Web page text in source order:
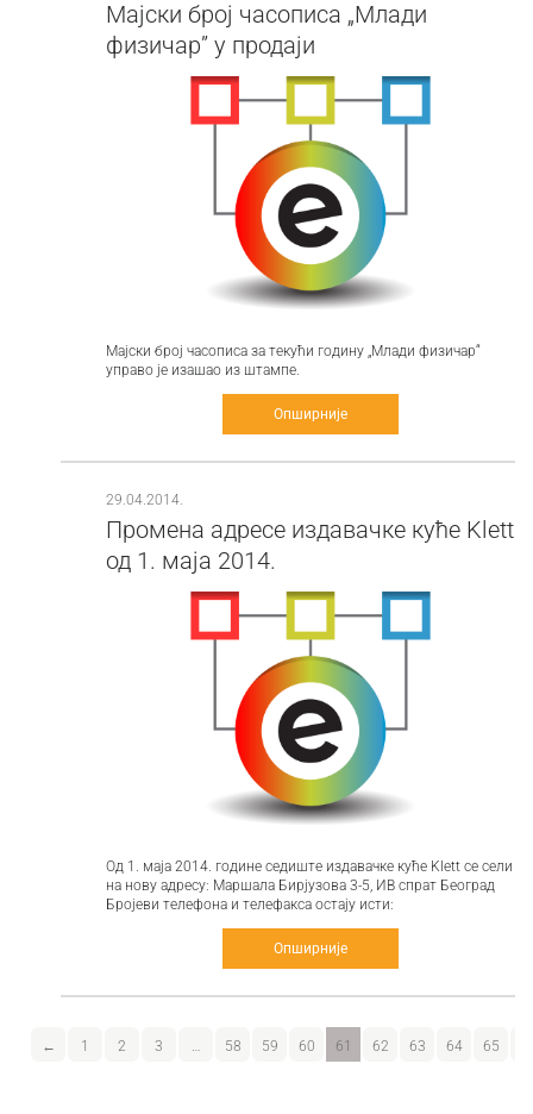
Мајски број часописа „Млади
физичар” у продаји
Мајски број часописа за текући годину „Млади физичар“
управо је изашао из штампе.
Опширније
29.04.2014.
Промена адресе издавачке куће Klett
од 1. маја 2014.
Од 1. маја 2014. године седиште издавачке куће Klett се сели
на нову адресу: Маршала Бирјузова 3-5, ИВ спрат Београд
Бројеви телефона и телефакса остају исти:
Опширније
← 1 2 3 58 59 60 61 62 63 64 65